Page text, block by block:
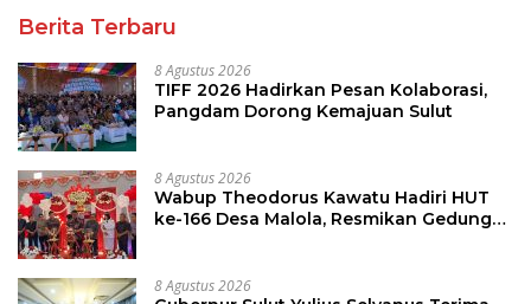
Berita Terbaru
8 Agustus 2026
TIFF 2026 Hadirkan Pesan Kolaborasi,
Pangdam Dorong Kemajuan Sulut
8 Agustus 2026
Wabup Theodorus Kawatu Hadiri HUT
ke-166 Desa Malola, Resmikan Gedung
8 Agustus 2026